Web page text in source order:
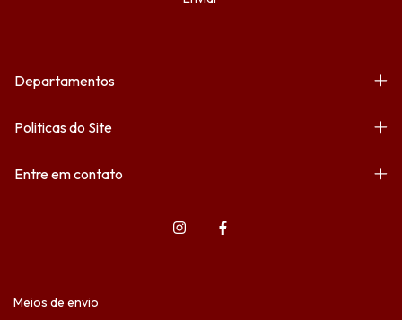
Departamentos
Politicas do Site
Entre em contato
Meios de envio